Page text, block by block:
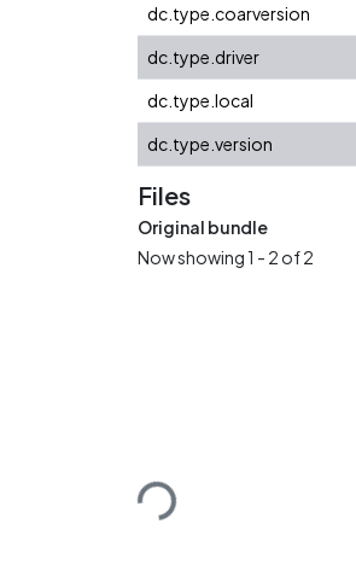
dc.type.coarversion
dc.type.driver
dc.type.local
dc.type.version
Files
Original bundle
Now showing1 - 2 of 2
Loading...